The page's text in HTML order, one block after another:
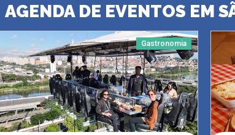
AGENDA DE EVENTOS EM
Gastronomia